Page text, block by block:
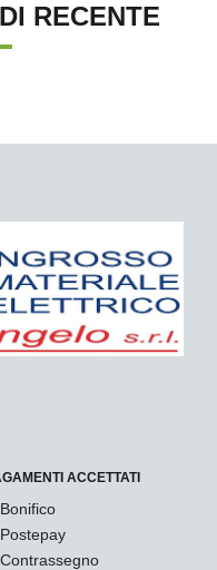
RECENTE
ACCETTATI
Bonifico
Postepay
Contrassegno